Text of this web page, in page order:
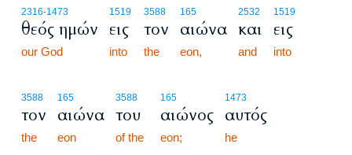
2316-1473
θεός ημών
our God
1519
εις
into
3588
τον
the
165
αιώνα
eon,
2532
και
and
1519
εις
into
3588
τον
the
165
αιώνα
eon
3588
του
of the
165
αιώνος
eon;
1473
αυτός
he